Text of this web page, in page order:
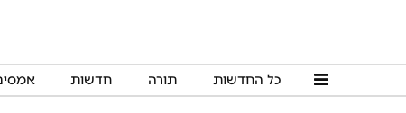
כל החדשות תורה חדשות